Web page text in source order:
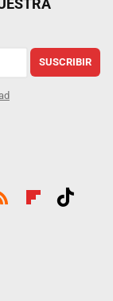
SUSCRIBIR